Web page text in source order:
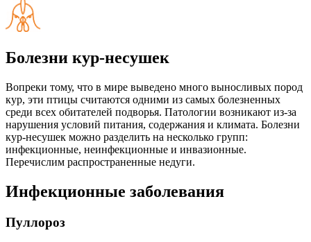
Болезни кур-несушек
Вопреки тому, что в мире выведено много выносливых пород
кур, эти птицы считаются одними из самых болезненных
среди всех обитателей подворья. Патологии возникают из-за
нарушения условий питания, содержания и климата. Болезни
кур-несушек можно разделить на несколько групп:
инфекционные, неинфекционные и инвазионные.
Перечислим распространенные недуги.
Инфекционные заболевания
Пуллороз